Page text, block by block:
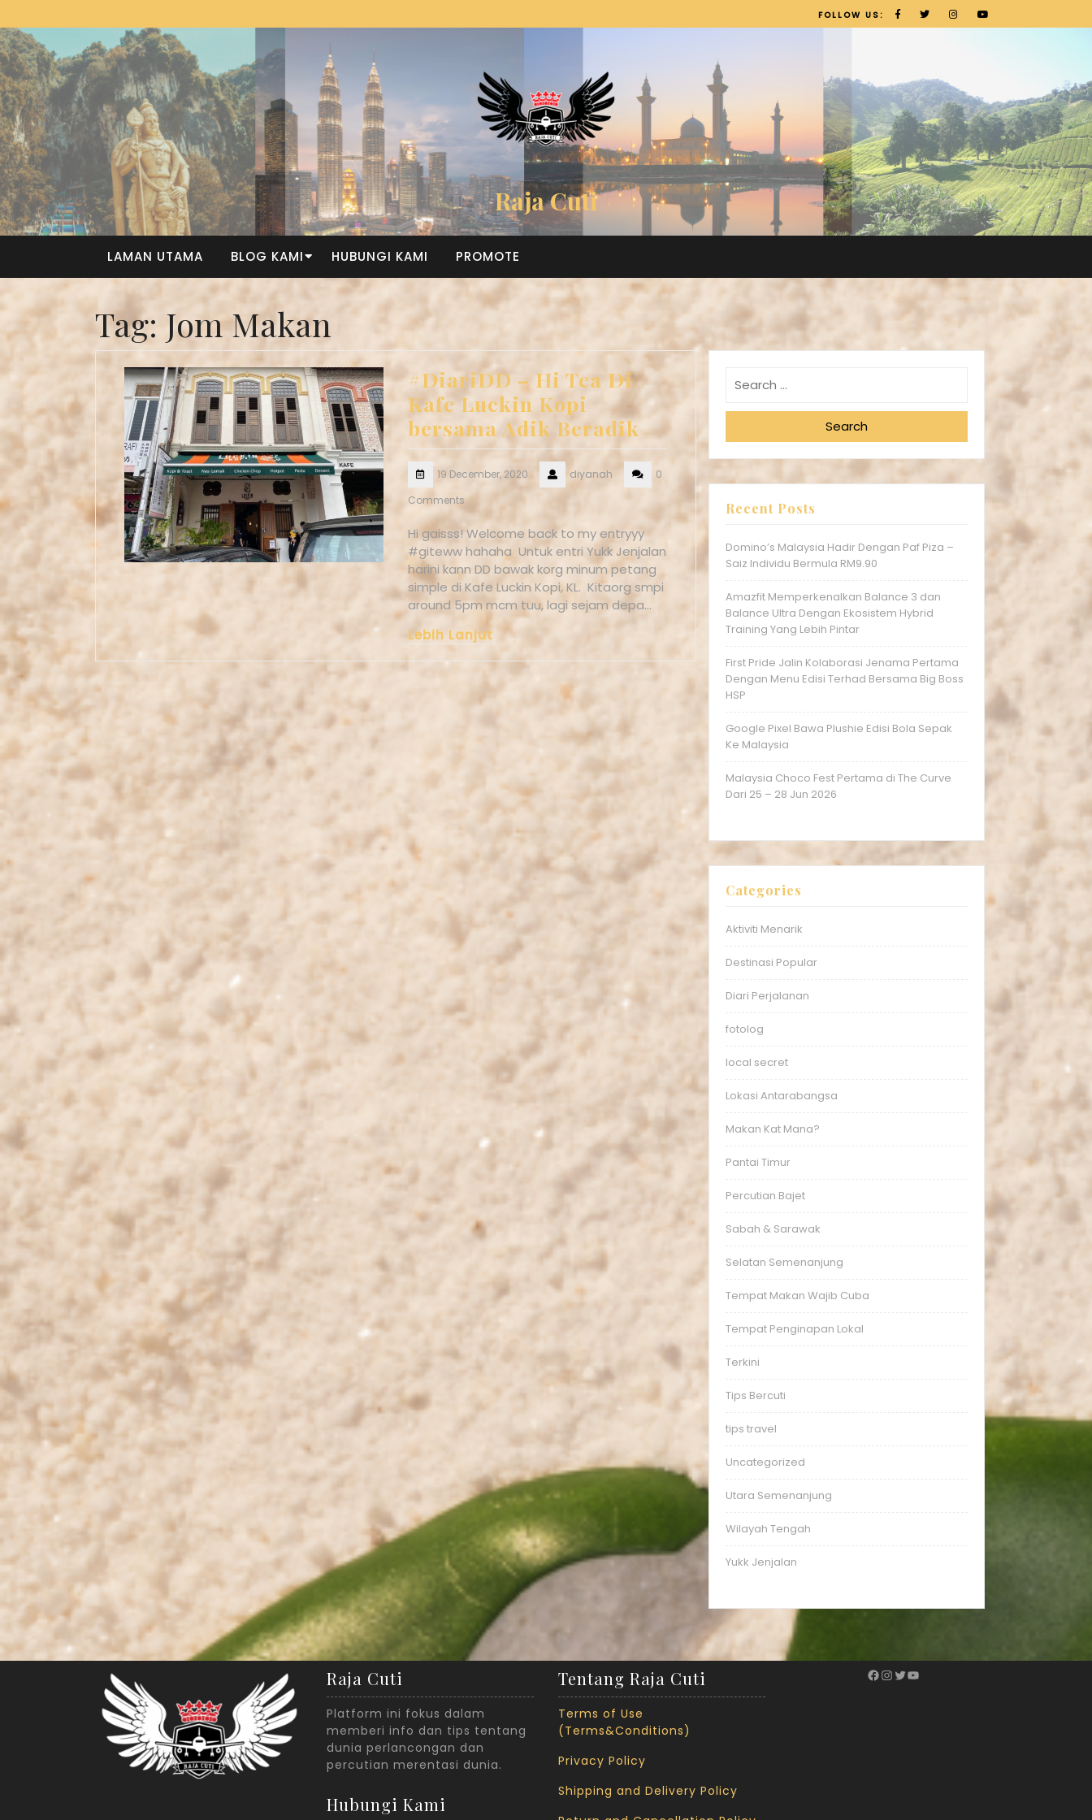
FOLLOW US:
Raja Cuti
LAMAN UTAMA BLOG KAMI HUBUNGI KAMI PROMOTE
Tag: Jom Makan
#DiariDD – Hi Tea Di
Kafe Luckin Kopi
bersama Adik Beradik
19 December, 2020 diyanah
0
Comments
Hi gaisss! Welcome back to my entryyy
#giteww hahaha Untuk entri Yukk Jenjalan
harini kann DD bawak korg minum petang
simple di Kafe Luckin Kopi, KL. Kitaorg smpi
around 5pm mcm tuu, lagi sejam depa…
Lebih Lanjut
Search
Recent Posts
Domino’s Malaysia Hadir Dengan Paf Piza –
Saiz Individu Bermula RM9.90
Amazfit Memperkenalkan Balance 3 dan
Balance Ultra Dengan Ekosistem Hybrid
Training Yang Lebih Pintar
First Pride Jalin Kolaborasi Jenama Pertama
Dengan Menu Edisi Terhad Bersama Big Boss
HSP
Google Pixel Bawa Plushie Edisi Bola Sepak
Ke Malaysia
Malaysia Choco Fest Pertama di The Curve
Dari 25 – 28 Jun 2026
Categories
Aktiviti Menarik
Destinasi Popular
Diari Perjalanan
fotolog
local secret
Lokasi Antarabangsa
Makan Kat Mana?
Pantai Timur
Percutian Bajet
Sabah & Sarawak
Selatan Semenanjung
Tempat Makan Wajib Cuba
Tempat Penginapan Lokal
Terkini
Tips Bercuti
tips travel
Uncategorized
Utara Semenanjung
Wilayah Tengah
Yukk Jenjalan
Raja Cuti
Platform ini fokus dalam
memberi info dan tips tentang
dunia perlancongan dan
percutian merentasi dunia.
Hubungi Kami
Tentang Raja Cuti
Terms of Use
(Terms&Conditions)
Privacy Policy
Shipping and Delivery Policy